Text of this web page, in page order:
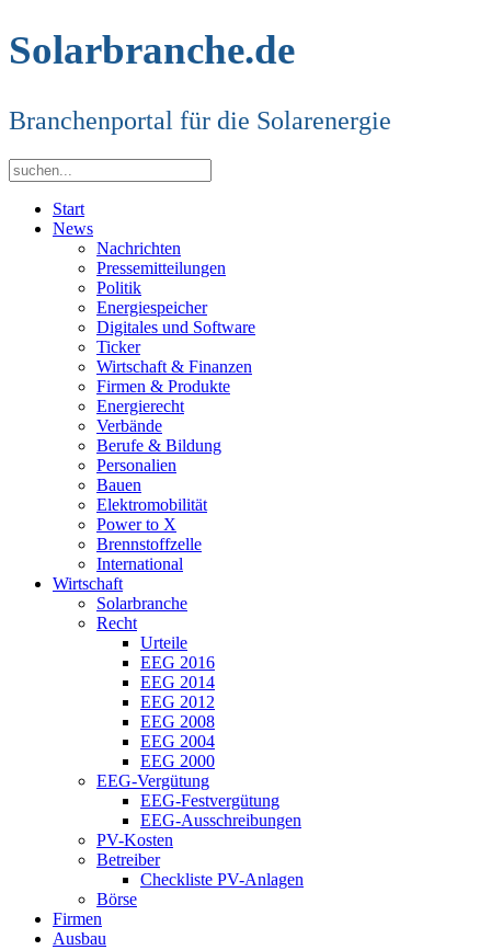
Solarbranche.de
Branchenportal für die Solarenergie
Start
News
Nachrichten
Pressemitteilungen
Politik
Energiespeicher
Digitales und Software
Ticker
Wirtschaft & Finanzen
Firmen & Produkte
Energierecht
Verbände
Berufe & Bildung
Personalien
Bauen
Elektromobilität
Power to X
Brennstoffzelle
International
Wirtschaft
Solarbranche
Recht
Urteile
EEG 2016
EEG 2014
EEG 2012
EEG 2008
EEG 2004
EEG 2000
EEG-Vergütung
EEG-Festvergütung
EEG-Ausschreibungen
PV-Kosten
Betreiber
Checkliste PV-Anlagen
Börse
Firmen
Ausbau